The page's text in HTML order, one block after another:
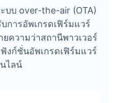
บบ over-the-air (OTA)
การอัพเกรดเฟิร์มแวร์
ความว่าสถานีพาวเวอร์
งก์ชั่นอัพเกรดเฟิร์มแวร์
ไลน์